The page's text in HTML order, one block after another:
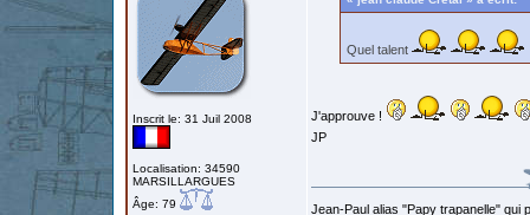
Inscrit le: 31 Juil 2008
Localisation: 34590
MARSILLARGUES
Âge: 79
Quel talent
J'approuve !
JP
Jean-Paul alias "Papy trapanelle" qui